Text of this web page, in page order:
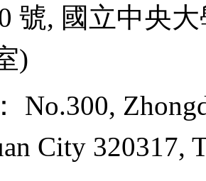
號, 國立中央
)
No.300,
City 320317,